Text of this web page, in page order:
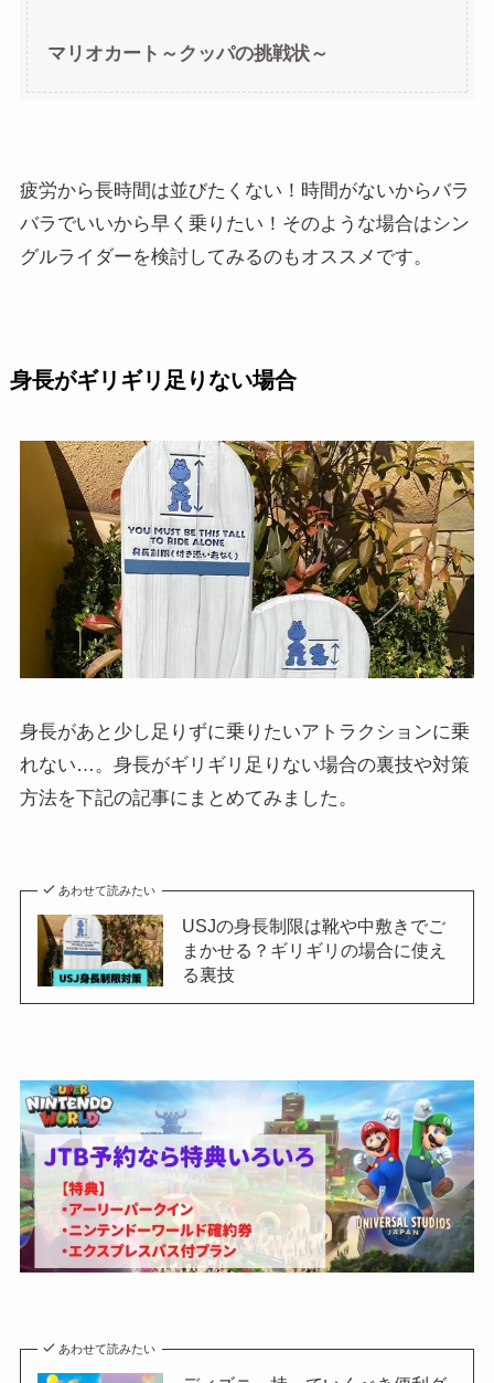
マリオカート～クッパの挑戦状～
疲労から長時間は並びたくない！時間がないからバラ
バラでいいから早く乗りたい！そのような場合はシン
グルライダーを検討してみるのもオススメです。
身長がギリギリ足りない場合
身長があと少し足りずに乗りたいアトラクションに乗
れない…。身長がギリギリ足りない場合の裏技や対策
方法を下記の記事にまとめてみました。
あわせて読みたい
USJの身長制限は靴や中敷きでご
まかせる？ギリギリの場合に使え
る裏技
あわせて読みたい